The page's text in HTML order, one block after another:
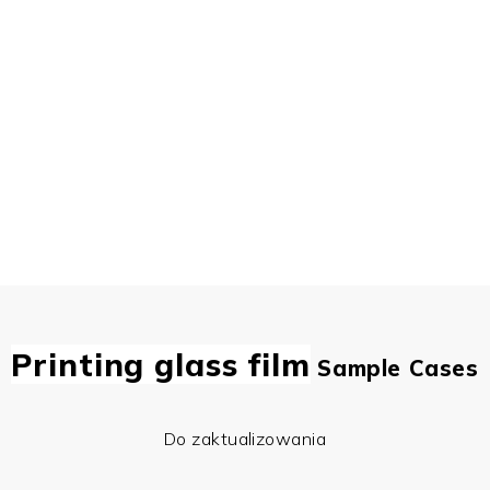
Printing glass film Sample Cases
Do zaktualizowania